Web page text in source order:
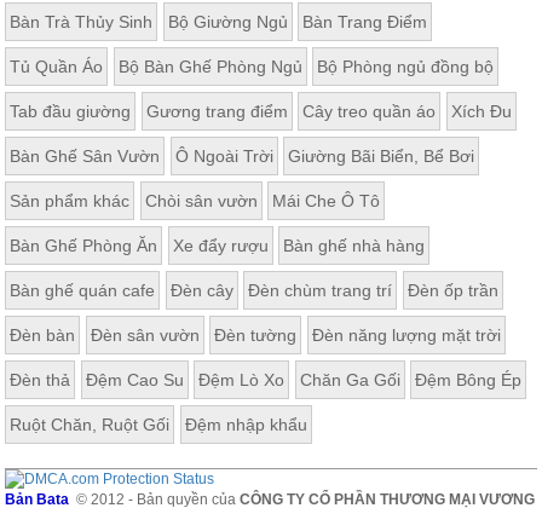
Bàn Trà Thủy Sinh Bộ Giường Ngủ Bàn Trang Điểm
Tủ Quần Áo Bộ Bàn Ghế Phòng Ngủ Bộ Phòng ngủ đồng bộ
Tab đầu giường Gương trang điểm Cây treo quần áo Xích Đu
Bàn Ghế Sân Vườn Ô Ngoài Trời Giường Bãi Biển, Bể Bơi
Sản phẩm khác Chòi sân vườn Mái Che Ô Tô
Bàn Ghế Phòng Ăn Xe đẩy rượu Bàn ghế nhà hàng
Bàn ghế quán cafe Đèn cây Đèn chùm trang trí Đèn ốp trần
Đèn bàn Đèn sân vườn Đèn tường Đèn năng lượng mặt trời
Đèn thả Đệm Cao Su Đệm Lò Xo Chăn Ga Gối Đệm Bông Ép
Ruột Chăn, Ruột Gối Đệm nhập khẩu
Bản Bata © 2012 - Bản quyền củaCÔNG TY CỔ PHẦN THƯƠNG MẠI VƯƠNG